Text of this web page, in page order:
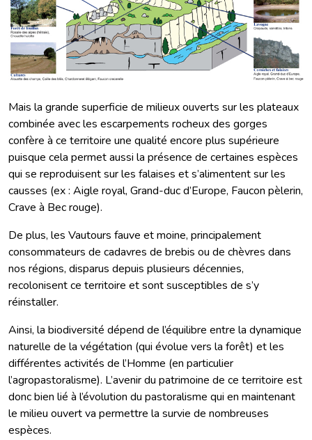
Mais la grande superficie de milieux ouverts sur les plateaux
combinée avec les escarpements rocheux des gorges
confère à ce territoire une qualité encore plus supérieure
puisque cela permet aussi la présence de certaines espèces
qui se reproduisent sur les falaises et s’alimentent sur les
causses (ex : Aigle royal, Grand-duc d’Europe, Faucon pèlerin,
Crave à Bec rouge).
De plus, les Vautours fauve et moine, principalement
consommateurs de cadavres de brebis ou de chèvres dans
nos régions, disparus depuis plusieurs décennies,
recolonisent ce territoire et sont susceptibles de s’y
réinstaller.
Ainsi, la biodiversité dépend de l’équilibre entre la dynamique
naturelle de la végétation (qui évolue vers la forêt) et les
différentes activités de l’Homme (en particulier
l’agropastoralisme). L’avenir du patrimoine de ce territoire est
donc bien lié à l’évolution du pastoralisme qui en maintenant
le milieu ouvert va permettre la survie de nombreuses
espèces.